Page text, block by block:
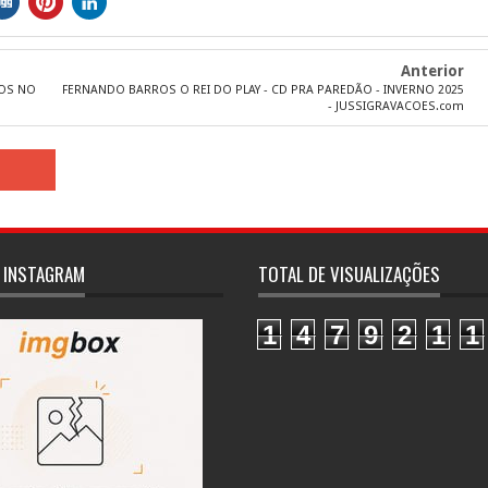
NO
Anterior
FERNANDO BARROS O REI DO PLAY - CD PRA PAREDÃO - INVERNO 2025
- JUSSIGRAVACOES.com
TOTAL DE VISUALIZAÇÕES
1 4 7 9 2 1 1